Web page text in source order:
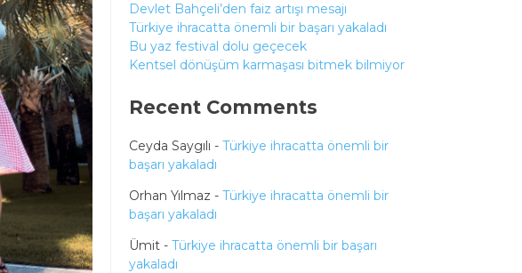
Devlet Bahçeli’den faiz artışı mesajı
Türkiye ihracatta önemli bir başarı yakaladı
Bu yaz festival dolu geçecek
Kentsel dönüşüm karmaşası bitmek bilmiyor
Recent Comments
Ceyda Saygılı - Türkiye ihracatta önemli bir
başarı yakaladı
Orhan Yılmaz - Türkiye ihracatta önemli bir
başarı yakaladı
Ümit - Türkiye ihracatta önemli bir başarı
yakaladı